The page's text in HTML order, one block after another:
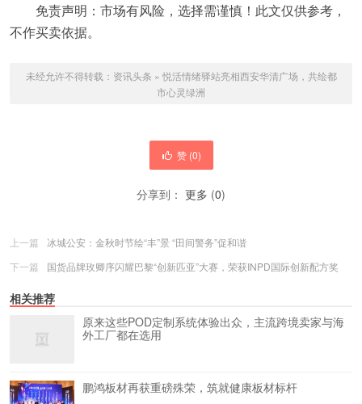
免责声明：市场有风险，选择需谨慎！此文仅供参考，
不作买卖依据。
未经允许不得转载： 资讯头条 » 悦活情绪驿站亮相西安华清广场，共绘都
市心灵绿洲
赞 (0)
分享到： 更多 (0)
上一篇
冰城公安：金秋时节绘“丰”景 “田间警务”促和谐
下一篇
国货品牌玫卿序闪耀巴黎“创新匹亚”大赛，荣获INPD国际创新配方奖
相关推荐
原来这些POD定制系统体验出众，主流跨境卖家与海
外工厂都在选用
鹏鸿板材再获重磅殊荣，筑就健康板材标杆